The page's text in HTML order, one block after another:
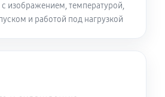
изображением, температурой,
и работой под нагрузкой